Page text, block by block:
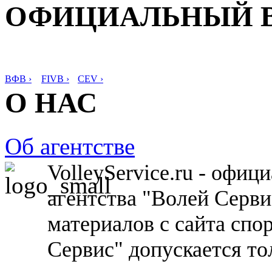
ОФИЦИАЛЬНЫЙ
ВФВ › FIVB › CEV ›
О НАС
Об агентстве
VolleyService.ru -
агентства "Волей
материалов с сайта
Сервис" допускается